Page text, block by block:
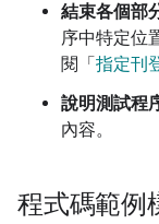
結束各個部
序中特定位
閱「指定刊
說明測試程
內容。
程式碼範例